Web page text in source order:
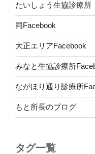
たいしょう生協診療所
同Facebook
大正エリアFacebook
みなと生協診療所
ながほり通り診療所
もと所長のブログ
タグ一覧